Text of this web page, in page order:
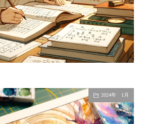
2024年 1月